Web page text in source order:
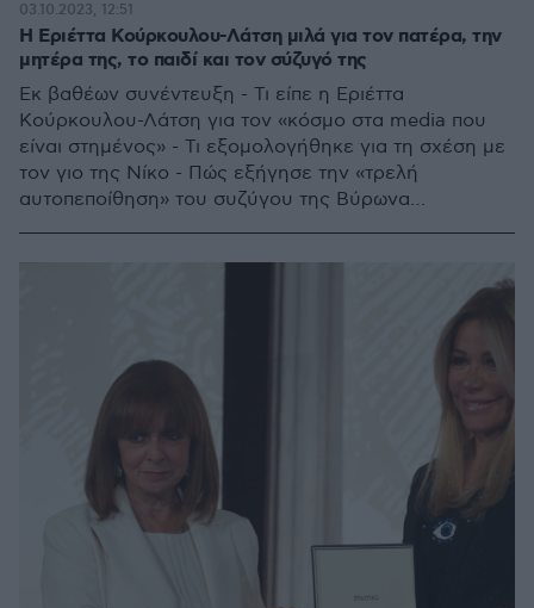
Η Εριέττα Κούρκουλου-Λάτση μιλά για τον πατέρα, την
μητέρα της, το παιδί και τον σύζυγό της
Εκ βαθέων συνέντευξη - Τι είπε η Εριέττα
Κούρκουλου-Λάτση για τον «κόσμο στα media που
είναι στημένος» - Τι εξομολογήθηκε για τη σχέση με
τον γιο της Νίκο - Πώς εξήγησε την «τρελή
αυτοπεποίθηση» του συζύγου της Βύρωνα
03.10.2023, 12:51